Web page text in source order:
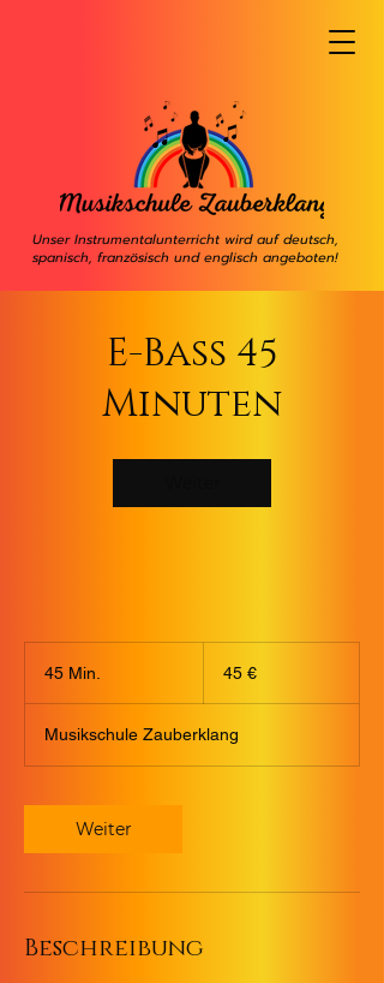
Unser Instrumentalunterricht wird auf deutsch,
spanisch, französisch und englisch angeboten!
E-Bass 45
Minuten
45 Min.
i
n
45 €
Musikschule Zauberklang
Weiter
Beschreibung